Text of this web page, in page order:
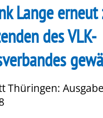
Lange
des VLK-
Thüringen: